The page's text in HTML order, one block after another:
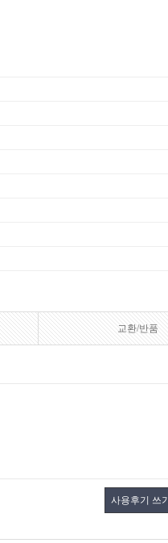
교환/반품
사용후기 쓰기